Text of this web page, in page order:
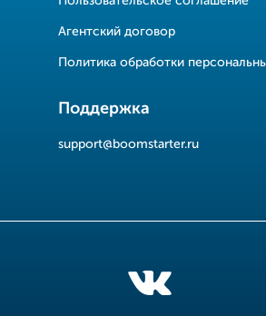
Агентский договор
Политика обработки
Поддержка
support@boomstarter.ru